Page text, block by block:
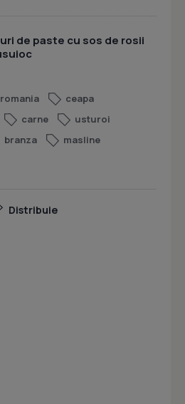
de paste cu sos de rosii
ceapa
carne
usturoi
branza masline
Distribuie